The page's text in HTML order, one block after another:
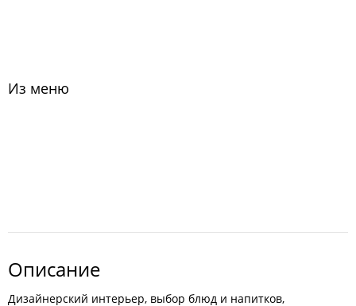
Из меню
Описание
Дизайнерский интерьер, выбор блюд и напитков,